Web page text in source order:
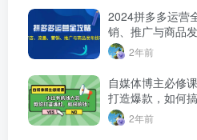
2024拼多多运营
销、推广与商品
2年前
自媒体博主必修
打造爆款，如何
2年前